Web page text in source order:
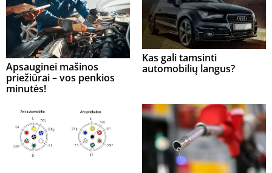
Apsauginei mašinos
priežiūrai – vos penkios
minutės!
Kas gali tamsinti
automobilių langus?